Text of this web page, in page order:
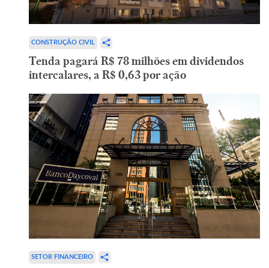
CONSTRUÇÃO CIVIL
Tenda pagará R$ 78 milhões em dividendos
intercalares, a R$ 0,63 por ação
SETOR FINANCEIRO